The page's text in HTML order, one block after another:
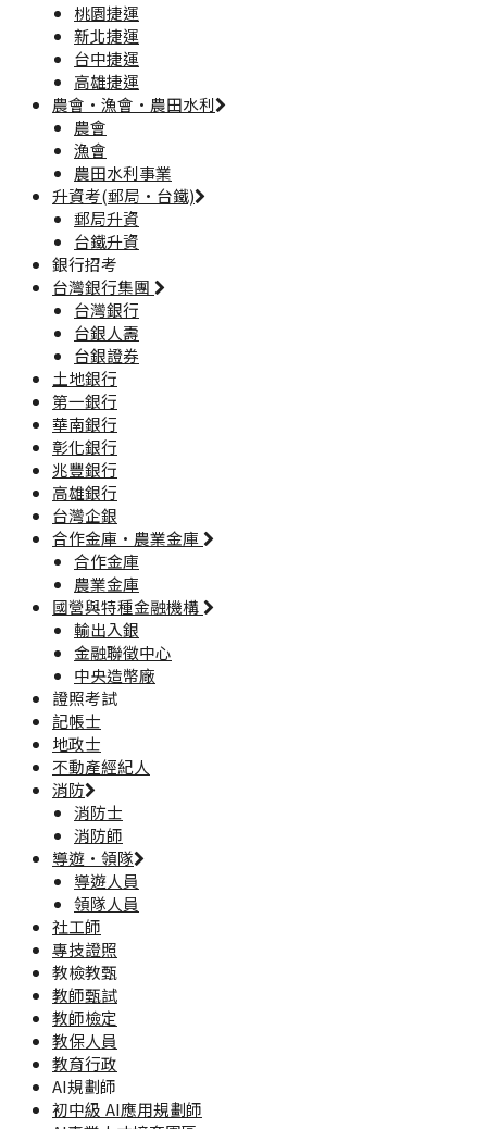
桃園捷運
新北捷運
台中捷運
高雄捷運
農會·漁會·農田水利
農會
漁會
農田水利事業
升資考(郵局·台鐵)
郵局升資
台鐵升資
銀行招考
台灣銀行集團
台灣銀行
台銀人壽
台銀證券
土地銀行
第一銀行
華南銀行
彰化銀行
兆豐銀行
高雄銀行
台灣企銀
合作金庫·農業金庫
合作金庫
農業金庫
國營與特種金融機構
輸出入銀
金融聯徵中心
中央造幣廠
證照考試
記帳士
地政士
不動產經紀人
消防
消防士
消防師
導遊·領隊
導遊人員
領隊人員
社工師
專技證照
教檢教甄
教師甄試
教師檢定
教保人員
教育行政
AI規劃師
初中級 AI應用規劃師